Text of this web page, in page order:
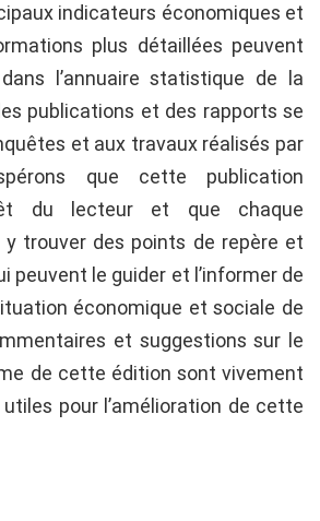
indicateurs économiques et
plus détaillées peuvent
l’annuaire statistique de la
publications et des rapports se
et aux travaux réalisés par
que cette publication
du lecteur et que chaque
trouver des points de repère et
peuvent le guider et l’informer de
économique et sociale de
et suggestions sur le
de cette édition sont vivement
pour l’amélioration de cette